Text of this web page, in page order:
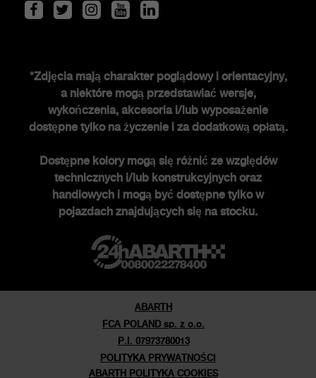
Historia FCA heritage
Historia
Nowości
Newsletter
*Zdjęcia mają charakter poglądowy i orientacyjny,
a niektóre mogą przedstawiać wersje,
wykończenia, akcesoria i/lub wyposażenie
dostępne tylko na życzenie i za dodatkową opłatą.
Dostępne kolory mogą się różnić ze względów
technicznych i/lub konstrukcyjnych oraz
handlowych i mogą być dostępne tylko w
pojazdach znajdujących się na stocku.
ABARTH
FCA POLAND sp. z o.o.
P.I. 07973780013
POLITYKA PRYWATNOŚCI
ABARTH POLITYKA COOKIES